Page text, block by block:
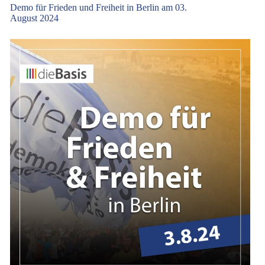
Demo für Frieden und Freiheit in Berlin am 03.
August 2024